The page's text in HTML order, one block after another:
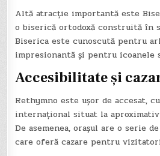
Altă atracție importantă este
o biserică ortodoxă construită în
Biserica este cunoscută pentru
impresionantă și pentru icoanele
Accesibilitate și
Rethymno este ușor de accesat,
internațional situat la
De asemenea, orașul are o serie
care oferă cazare pentru